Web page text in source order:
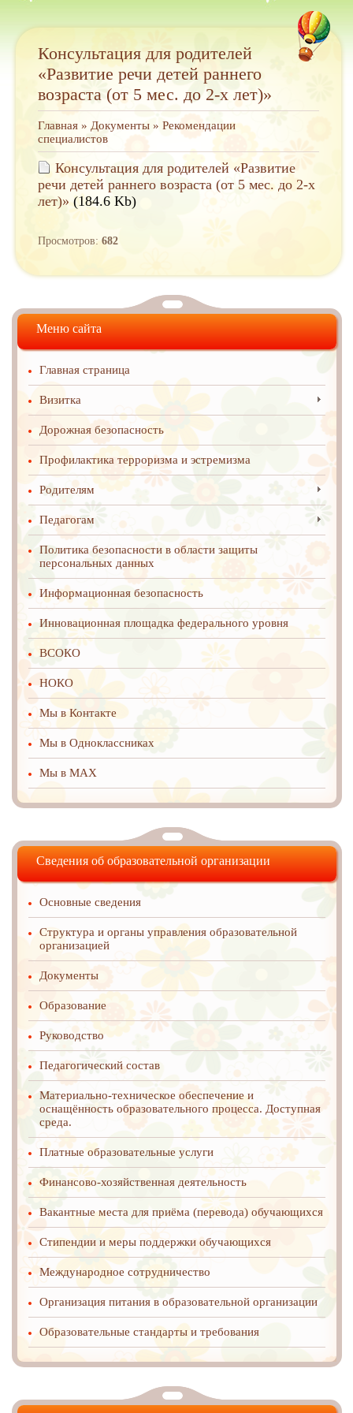
Консультация для родителей
«Развитие речи детей раннего
возраста (от 5 мес. до 2-х лет)»
Главная » Документы » Рекомендации
специалистов
Консультация для родителей «Развитие
речи детей раннего возраста (от 5 мес. до 2-х
лет)» (184.6 Kb)
Просмотров: 682
Меню сайта
Главная страница
Визитка
Дорожная безопасность
Профилактика терроризма и эстремизма
Родителям
Педагогам
Политика безопасности в области защиты
персональных данных
Информационная безопасность
Инновационная площадка федерального уровня
ВСОКО
НОКО
Мы в Контакте
Мы в Одноклассниках
Мы в MAX
Сведения об образовательной организации
Основные сведения
Структура и органы управления образовательной
организацией
Документы
Образование
Руководство
Педагогический состав
Материально-техническое обеспечение и
оснащённость образовательного процесса. Доступная
среда.
Платные образовательные услуги
Финансово-хозяйственная деятельность
Вакантные места для приёма (перевода) обучающихся
Стипендии и меры поддержки обучающихся
Международное cотрудничество
Организация питания в образовательной организации
Образовательные стандарты и требования